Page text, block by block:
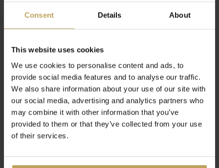
Consent Details About
This website uses cookies
We use cookies to personalise content and ads, to
provide social media features and to analyse our traffic.
We also share information about your use of our site with
our social media, advertising and analytics partners who
may combine it with other information that you’ve
provided to them or that they’ve collected from your use
of their services.
€17,95 €17,95